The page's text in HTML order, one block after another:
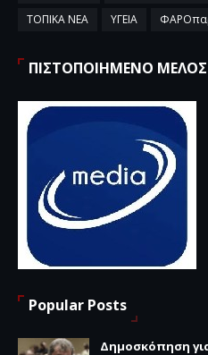
ΤΟΠΙΚΑ ΝΕΑ
ΥΓΕΙΑ
ΠΙΣΤΟΠΟΙΗΜΕΝΟ ΜΕΛΟΣ
Popular Posts
Δημοσκόπηση